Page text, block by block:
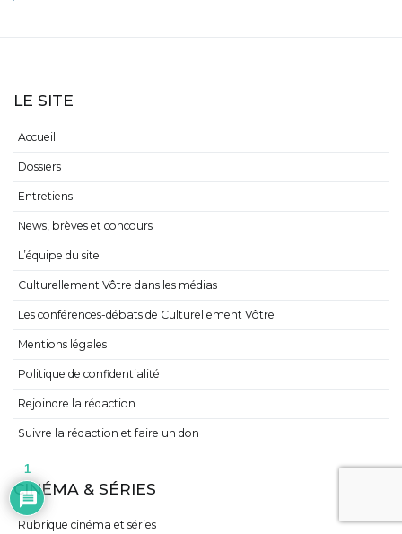
LE SITE
Accueil
Dossiers
Entretiens
News, brèves et concours
L’équipe du site
Culturellement Vôtre dans les médias
Les conférences-débats de Culturellement Vôtre
Mentions légales
Politique de confidentialité
Rejoindre la rédaction
Suivre la rédaction et faire un don
CINÉMA & SÉRIES
Rubrique cinéma et séries
1